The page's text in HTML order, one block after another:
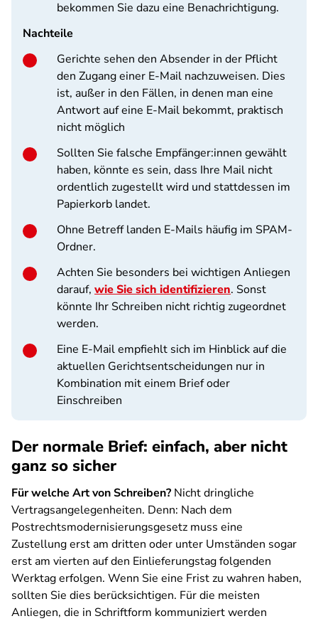
bekommen Sie dazu eine Benachrichtigung.
Nachteile
Gerichte sehen den Absender in der Pflicht
den Zugang einer E-Mail nachzuweisen. Dies
ist, außer in den Fällen, in denen man eine
Antwort auf eine E-Mail bekommt, praktisch
nicht möglich
Sollten Sie falsche Empfänger:innen gewählt
haben, könnte es sein, dass Ihre Mail nicht
ordentlich zugestellt wird und stattdessen im
Papierkorb landet.
Ohne Betreff landen E-Mails häufig im SPAM-
Ordner.
Achten Sie besonders bei wichtigen Anliegen
darauf, wie Sie sich identifizieren. Sonst
könnte Ihr Schreiben nicht richtig zugeordnet
werden.
Eine E-Mail empfiehlt sich im Hinblick auf die
aktuellen Gerichtsentscheidungen nur in
Kombination mit einem Brief oder
Einschreiben
Der normale Brief: einfach, aber nicht
ganz so sicher
Für welche Art von Schreiben? Nicht dringliche
Vertragsangelegenheiten. Denn: Nach dem
Postrechtsmodernisierungsgesetz muss eine
Zustellung erst am dritten oder unter Umständen sogar
erst am vierten auf den Einlieferungstag folgenden
Werktag erfolgen. Wenn Sie eine Frist zu wahren haben,
sollten Sie dies berücksichtigen. Für die meisten
Anliegen, die in Schriftform kommuniziert werden